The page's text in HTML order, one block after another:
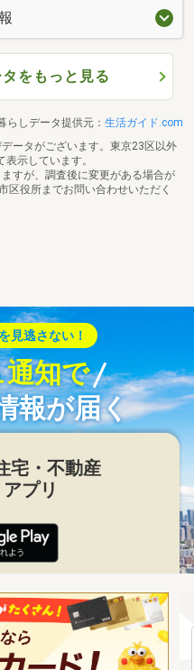
をもっと見る
らしデータ提供元： 生活ガイド.com
ータがございます。東京23区以外
示しています。
すが、調査後に変更がある場合が
区役所までお問い合わせいただく
見逃さない！
知で
報が届く
宅・不動産
アプリ